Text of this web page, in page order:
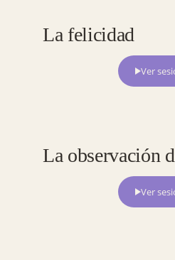
La felicidad
Ver
La observación
Ver